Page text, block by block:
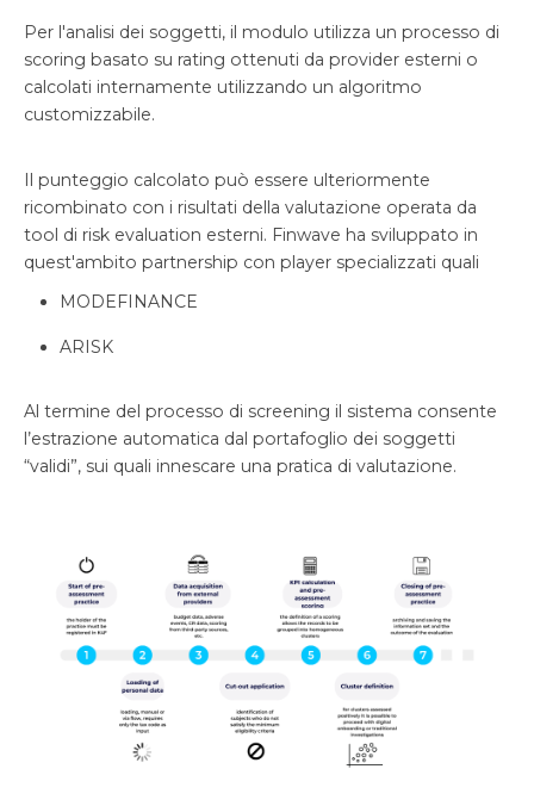
Per l'analisi dei soggetti, il modulo utilizza un processo di
scoring basato su rating ottenuti da provider esterni o
calcolati internamente utilizzando un algoritmo
customizzabile.
Il punteggio calcolato può essere ulteriormente
ricombinato con i risultati della valutazione operata da
tool di risk evaluation esterni. Finwave ha sviluppato in
quest'ambito partnership con player specializzati quali
MODEFINANCE
ARISK
Al termine del processo di screening il sistema consente
l’estrazione automatica dal portafoglio dei soggetti
“validi”, sui quali innescare una pratica di valutazione.